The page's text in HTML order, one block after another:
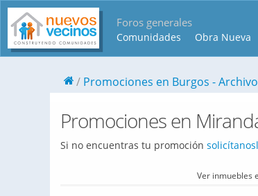
Foros generales
Comunidades Obra Nueva
Promociones en Burgos - Archivo
Promociones en
Si no encuentras tu promoción
Ver inmuebles